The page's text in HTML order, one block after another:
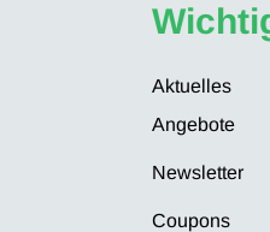
Aktuelles
Angebote
Newsletter
Coupons